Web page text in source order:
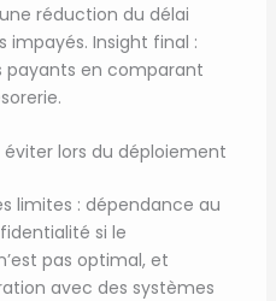
réduction du délai
Insight final :
payants en comparant
lors du déploiement
limites : dépendance au
si le
pas optimal, et
avec des systèmes